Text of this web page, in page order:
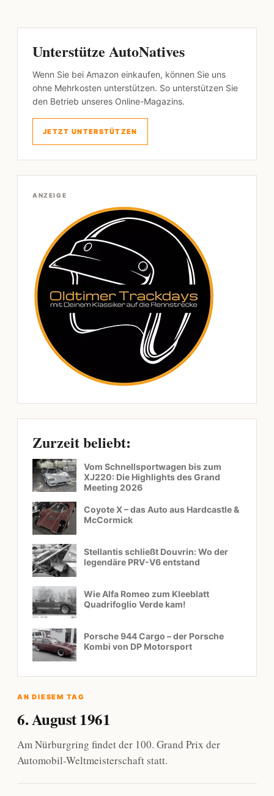
Unterstütze AutoNatives
Wenn Sie bei Amazon einkaufen, können Sie uns
ohne Mehrkosten unterstützen. So unterstützen Sie
den Betrieb unseres Online-Magazins.
JETZT UNTERSTÜTZEN
ANZEIGE
Zurzeit beliebt:
Vom Schnellsportwagen bis zum
XJ220: Die Highlights des Grand
Meeting 2026
Coyote X – das Auto aus Hardcastle &
McCormick
Stellantis schließt Douvrin: Wo der
legendäre PRV-V6 entstand
Wie Alfa Romeo zum Kleeblatt
Quadrifoglio Verde kam!
Porsche 944 Cargo – der Porsche
Kombi von DP Motorsport
AN DIESEM TAG
6. August 1961
Am Nürburgring findet der 100. Grand Prix der
Automobil-Weltmeisterschaft statt.